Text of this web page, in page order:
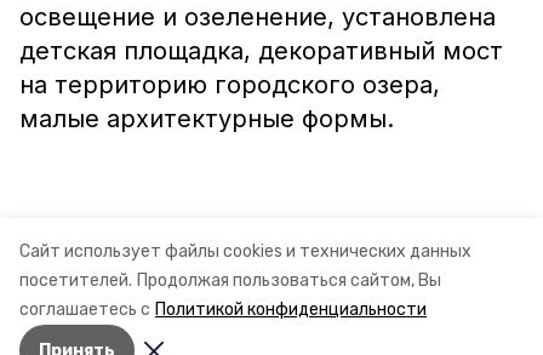
Сайт использует файлы cookies и технических данных
посетителей. Продолжая пользоваться сайтом, Вы
соглашаетесь с Политикой конфиденциальности
Принять
освещение и озеленение, установлена
детская площадка, декоративный мост
на территорию городского озера,
малые архитектурные формы.
Информация: Официальный сайт
Губернатора Ставропольского края